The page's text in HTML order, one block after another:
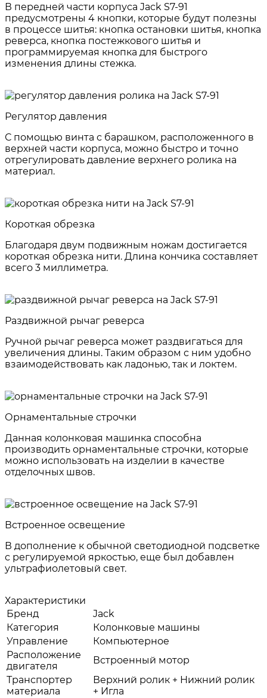
В передней части корпуса Jack S7-91
предусмотрены 4 кнопки, которые будут полезны
в процессе шитья: кнопка остановки шитья, кнопка
реверса, кнопка постежкового шитья и
программируемая кнопка для быстрого
изменения длины стежка.
Регулятор давления
С помощью винта с барашком, расположенного в
верхней части корпуса, можно быстро и точно
отрегулировать давление верхнего ролика на
материал.
Короткая обрезка
Благодаря двум подвижным ножам достигается
короткая обрезка нити. Длина кончика составляет
всего 3 миллиметра.
Раздвижной рычаг реверса
Ручной рычаг реверса может раздвигаться для
увеличения длины. Таким образом с ним удобно
взаимодействовать как ладонью, так и локтем.
Орнаментальные строчки
Данная колонковая машинка способна
производить орнаментальные строчки, которые
можно использовать на изделии в качестве
отделочных швов.
Встроенное освещение
В дополнение к обычной светодиодной подсветке
с регулируемой яркостью, еще был добавлен
ультрафиолетовый свет.
Характеристики
Бренд
Jack
Категория
Колонковые машины
Управление
Компьютерное
Расположение
двигателя
Встроенный мотор
Транспортер
материала
Верхний ролик + Нижний ролик
+ Игла